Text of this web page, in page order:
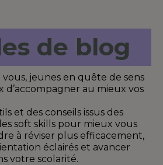
de blog
vous, jeunes en quête de sens
d’accompagner au mieux vos
et des conseils issus des
soft skills pour mieux vous
à réviser plus efficacement,
éclairés et avancer
votre scolarité.